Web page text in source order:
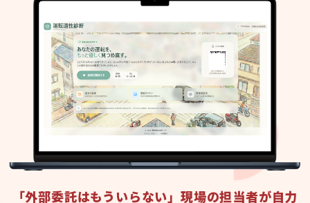
「外部委託はもういらない」現場の担当者が自力